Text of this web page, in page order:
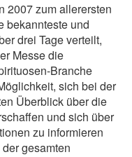
2007 zum allerersten
bekannteste und
drei Tage verteilt,
Messe die
Branche
sich bei der
Überblick über die
und sich über
zu informieren
gesamten